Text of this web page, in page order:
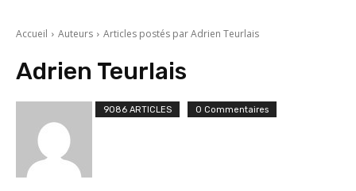
Accueil Auteurs Articles postés par Adrien Teurlais
Adrien Teurlais
9086 ARTICLES 0 Commentaires